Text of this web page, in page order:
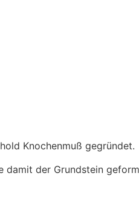
Knochenmuß gegründet.
der Grundstein